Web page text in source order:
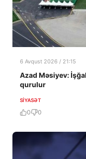
6 Avqust 2026 / 21:15
Azad Məsiyev:
qurulur
SIYASƏT
0 0